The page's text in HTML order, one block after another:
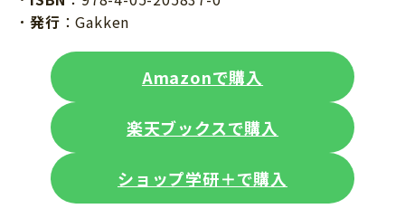
発行 ：Gakken
Amazonで購入
楽天ブックスで購入
ショップ学研＋で購入